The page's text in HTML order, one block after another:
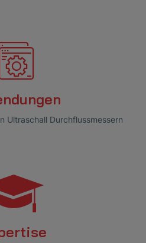
Ultraschall Durchflussmessern